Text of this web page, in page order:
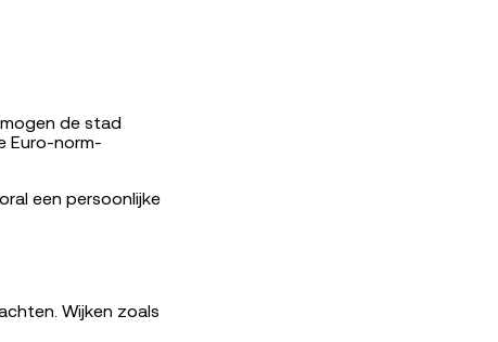
de stad
Euro-norm-
een persoonlijke
Wijken zoals